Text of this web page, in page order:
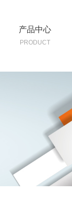
产品中心
PRODUCT